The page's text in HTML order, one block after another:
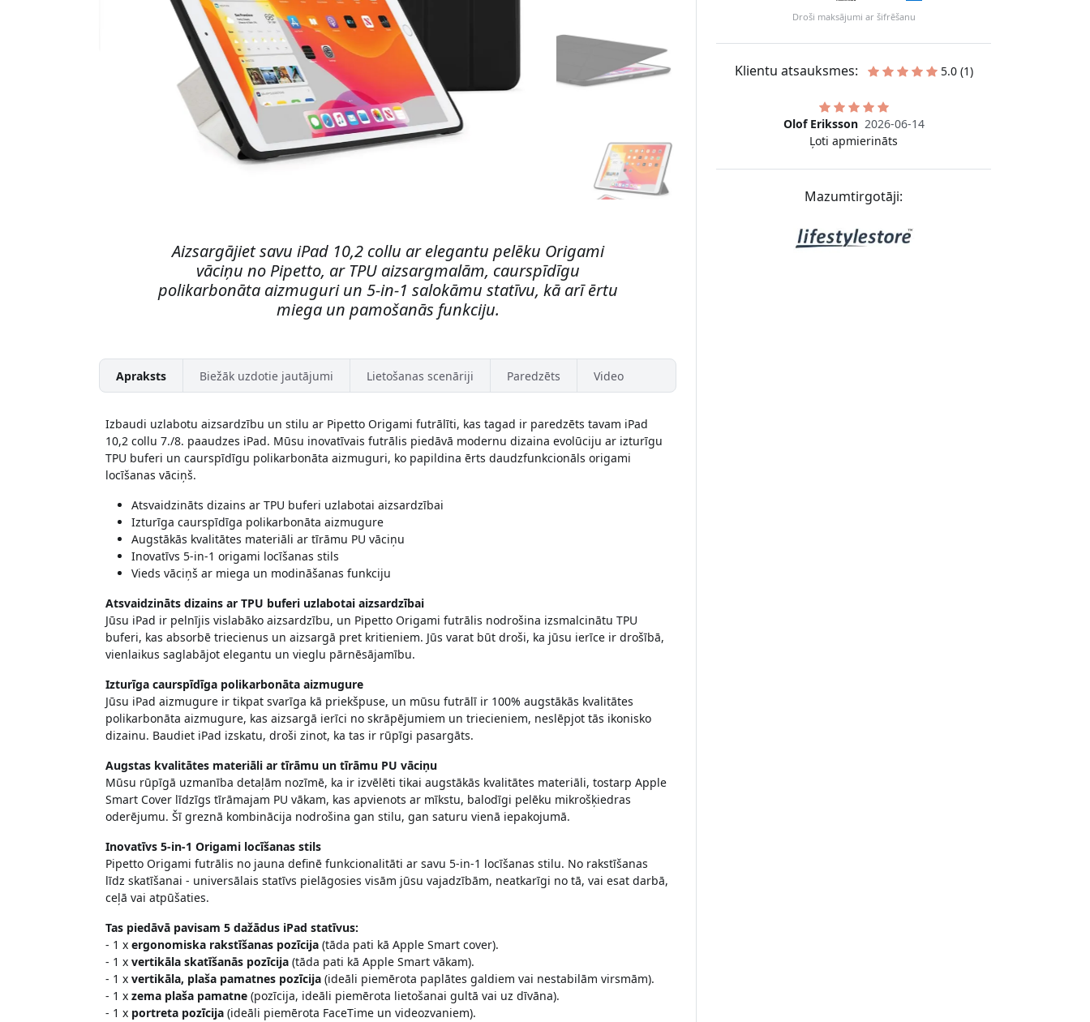
Aizsargājiet savu iPad 10,2 collu ar elegantu pelēku Origami
vāciņu no Pipetto, ar TPU aizsargmalām, caurspīdīgu
polikarbonāta aizmuguri un 5-in-1 salokāmu statīvu, kā arī ērtu
miega un pamošanās funkciju.
Apraksts Biežāk uzdotie jautājumi Lietošanas scenāriji Paredzēts Video
Izbaudi uzlabotu aizsardzību un stilu ar Pipetto Origami futrālīti, kas tagad ir paredzēts tavam iPad
10,2 collu 7./8. paaudzes iPad. Mūsu inovatīvais futrālis piedāvā modernu dizaina evolūciju ar izturīgu
TPU buferi un caurspīdīgu polikarbonāta aizmuguri, ko papildina ērts daudzfunkcionāls origami
locīšanas vāciņš.
Atsvaidzināts dizains ar TPU buferi uzlabotai aizsardzībai
Izturīga caurspīdīga polikarbonāta aizmugure
Augstākās kvalitātes materiāli ar tīrāmu PU vāciņu
Inovatīvs 5-in-1 origami locīšanas stils
Vieds vāciņš ar miega un modināšanas funkciju
Atsvaidzināts dizains ar TPU buferi uzlabotai aizsardzībai
Jūsu iPad ir pelnījis vislabāko aizsardzību, un Pipetto Origami futrālis nodrošina izsmalcinātu TPU
buferi, kas absorbē triecienus un aizsargā pret kritieniem. Jūs varat būt droši, ka jūsu ierīce ir drošībā,
vienlaikus saglabājot elegantu un vieglu pārnēsājamību.
Izturīga caurspīdīga polikarbonāta aizmugure
Jūsu iPad aizmugure ir tikpat svarīga kā priekšpuse, un mūsu futrālī ir 100% augstākās kvalitātes
polikarbonāta aizmugure, kas aizsargā ierīci no skrāpējumiem un triecieniem, neslēpjot tās ikonisko
dizainu. Baudiet iPad izskatu, droši zinot, ka tas ir rūpīgi pasargāts.
Augstas kvalitātes materiāli ar tīrāmu un tīrāmu PU vāciņu
Mūsu rūpīgā uzmanība detaļām nozīmē, ka ir izvēlēti tikai augstākās kvalitātes materiāli, tostarp Apple
Smart Cover līdzīgs tīrāmajam PU vākam, kas apvienots ar mīkstu, balodīgi pelēku mikrošķiedras
oderējumu. Šī greznā kombinācija nodrošina gan stilu, gan saturu vienā iepakojumā.
Inovatīvs 5-in-1 Origami locīšanas stils
Pipetto Origami futrālis no jauna definē funkcionalitāti ar savu 5-in-1 locīšanas stilu. No rakstīšanas
līdz skatīšanai - universālais statīvs pielāgosies visām jūsu vajadzībām, neatkarīgi no tā, vai esat darbā,
ceļā vai atpūšaties.
Tas piedāvā pavisam 5 dažādus iPad statīvus:
- 1 x ergonomiska rakstīšanas pozīcija (tāda pati kā Apple Smart cover).
- 1 x vertikāla skatīšanās pozīcija (tāda pati kā Apple Smart vākam).
- 1 x vertikāla, plaša pamatnes pozīcija (ideāli piemērota paplātes galdiem vai nestabilām virsmām).
- 1 x zema plaša pamatne (pozīcija, ideāli piemērota lietošanai gultā vai uz dīvāna).
- 1 x portreta pozīcija (ideāli piemērota FaceTime un videozvaniem).
Droši maksājumi ar šifrēšanu
Klientu atsauksmes: 5.0 (1)
Olof Eriksson 2026-06-14
Ļoti apmierināts
Mazumtirgotāji: